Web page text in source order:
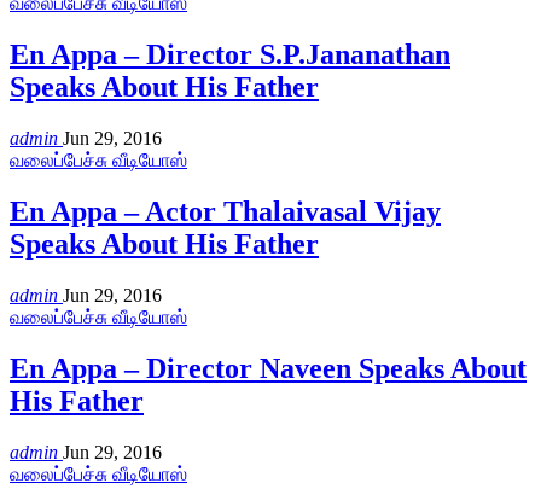
En Appa – Director S.P.Jananathan
Speaks About His Father
admin Jun 29, 2016
வலைப்பேச்சு வீடியோஸ்
En Appa – Actor Thalaivasal Vijay
Speaks About His Father
admin Jun 29, 2016
வலைப்பேச்சு வீடியோஸ்
En Appa – Director Naveen Speaks About
His Father
admin Jun 29, 2016
வலைப்பேச்சு வீடியோஸ்